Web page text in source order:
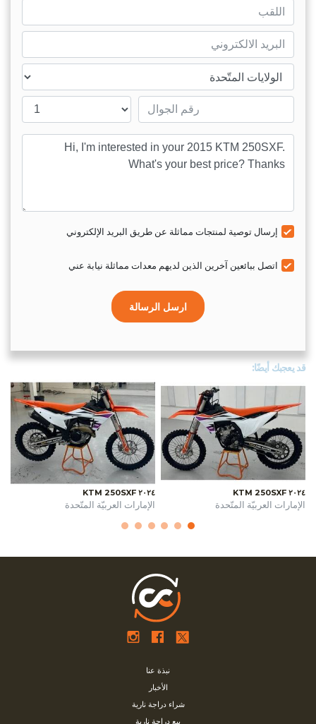
Mobile number
إرسال توصية لمنتجات مماثلة عن طريق البريد الإلكتروني
اتصل ببائعين آخرين الذين لديهم معدات مماثلة نيابة عني
ارسل الرسالة
قد يعجبك أيضًا:
٢٠٢٤ KTM 250SXF
الإمارات العربيّة المتّحدة
٢٠٢٤ KTM 250SXF
الإمارات العربيّة المتّحدة
نبذة عنا
الأخبار
شراء دراجة نارية
بيع دراجة نارية